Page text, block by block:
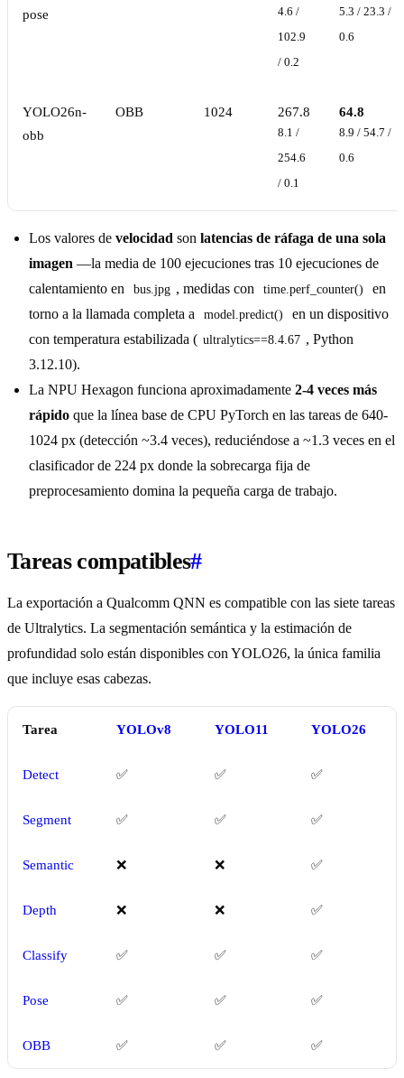
pose
4.6 /
102.9
/ 0.2
5.3 / 23.3 /
0.6
YOLO26n-
obb
OBB 1024 267.8
8.1 /
254.6
/ 0.1
64.8
8.9 / 54.7 /
0.6
Los valores de velocidad son latencias de ráfaga de una sola
imagen —la media de 100 ejecuciones tras 10 ejecuciones de
calentamiento en
bus.jpg , medidas con time.perf_counter()
en
torno a la llamada completa a
model.predict()
en un dispositivo
con temperatura estabilizada ( ultralytics==8.4.67 , Python
3.12.10).
La NPU Hexagon funciona aproximadamente 2-4 veces más
rápido que la línea base de CPU PyTorch en las tareas de 640-
1024 px (detección ~3.4 veces), reduciéndose a ~1.3 veces en el
clasificador de 224 px donde la sobrecarga fija de
preprocesamiento domina la pequeña carga de trabajo.
Tareas compatibles#
La exportación a Qualcomm QNN es compatible con las siete tareas
de Ultralytics. La segmentación semántica y la estimación de
profundidad solo están disponibles con YOLO26, la única familia
que incluye esas cabezas.
Tarea YOLOv8 YOLO11 YOLO26
Detect ✅ ✅ ✅
Segment ✅ ✅ ✅
Semantic ❌ ❌ ✅
Depth ❌ ❌ ✅
Classify ✅ ✅ ✅
Pose ✅ ✅ ✅
OBB ✅ ✅ ✅